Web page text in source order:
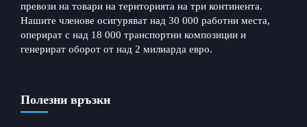
превози на товари на територията на три континента.
Нашите членове осигуряват над 30 000 работни места,
оперират с над 18 000 транспортни композиции и
генерират оборот от над 2 милиарда евро.
Полезни връзки